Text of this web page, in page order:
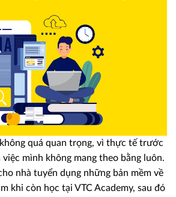
quá quan trọng, vì thực tế trước
mình không mang theo bằng luôn.
nhà tuyển dụng những bản mềm về
khi còn học tại VTC Academy, sau đó